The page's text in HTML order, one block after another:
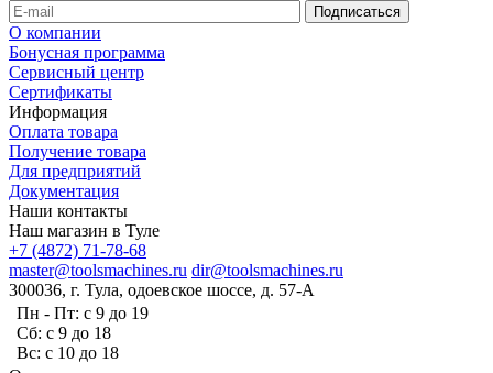
О компании
Бонусная программа
Сервисный центр
Сертификаты
Информация
Оплата товара
Получение товара
Для предприятий
Документация
Наши контакты
Наш магазин в Туле
+7 (4872) 71-78-68
master@toolsmachines.ru dir@toolsmachines.ru
300036, г. Тула, одоевское шоссе, д. 57-А
Пн - Пт: с 9 до 19
Сб: с 9 до 18
Вс: с 10 до 18